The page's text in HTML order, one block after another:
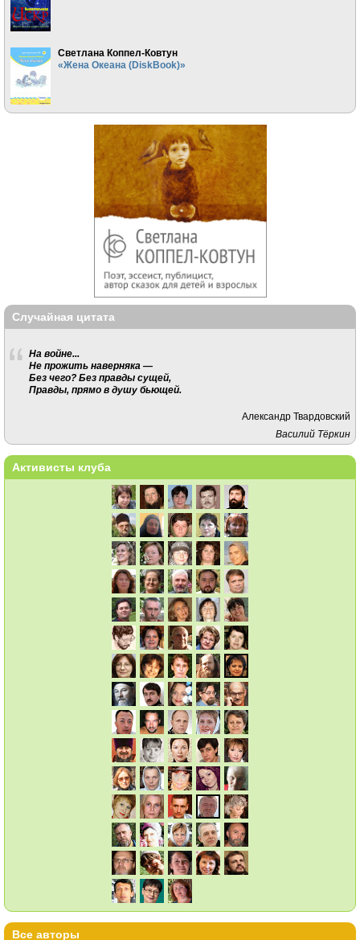
Светлана Коппел-Ковтун
«Жена Океана (DiskBook)»
Случайная цитата
На войне...
Не прожить наверняка —
Без чего? Без правды сущей,
Правды, прямо в душу бьющей.
Александр Твардовский
Василий Тёркин
Активисты клуба
Все авторы